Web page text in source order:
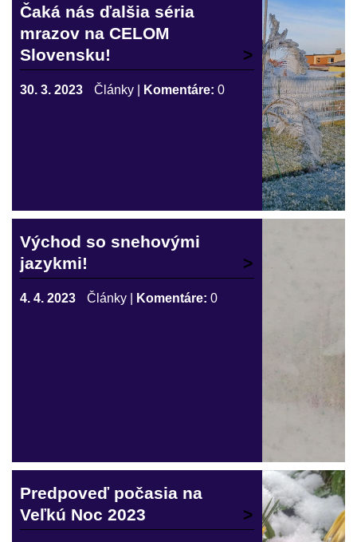
Čaká nás ďalšia séria
mrazov na CELOM
Slovensku!
30. 3. 2023 Články Komentáre: 0
Východ so snehovými
jazykmi!
4. 4. 2023 Články Komentáre: 0
Predpoveď počasia na
Veľkú Noc 2023